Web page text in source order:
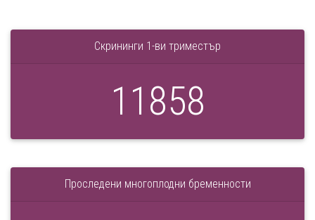
Скрининги 1-ви триместър
11858
Проследени многоплодни бременности